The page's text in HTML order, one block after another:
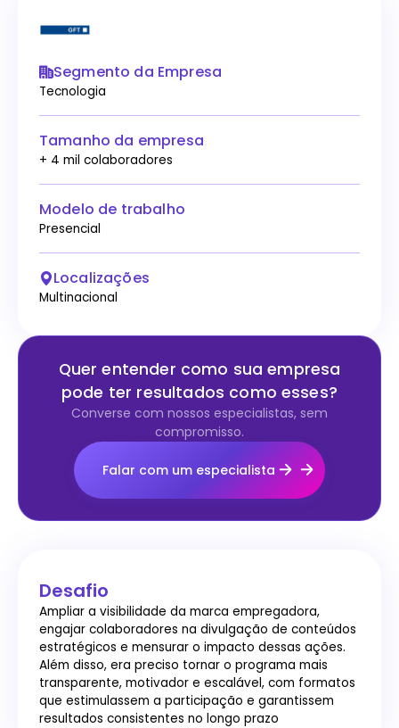
Desafio
Ampliar a visibilidade da marca empregadora,
engajar colaboradores na divulgação de conteúdos
estratégicos e mensurar o impacto dessas ações.
Além disso, era preciso tornar o programa mais
transparente, motivador e escalável, com formatos
que estimulassem a participação e garantissem
resultados consistentes no longo prazo
Segmento da Empresa
Tecnologia
Tamanho da empresa
+ 4 mil colaboradores
Modelo de trabalho
Presencial
Localizações
Multinacional
Quer entender como sua empresa
pode ter resultados como esses?
Converse com nossos especialistas, sem
compromisso.
Falar com um especialista